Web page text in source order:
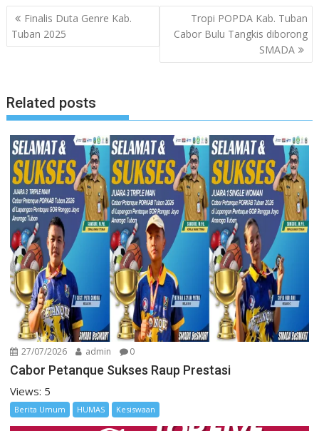
Navigasi
pos
Finalis Duta Genre Kab.
Tuban 2025
Tropi POPDA Kab. Tuban
Cabor Bulu Tangkis diborong
SMADA
Related posts
27/07/2026 admin 0
Cabor Petanque Sukses Raup Prestasi
Views: 5
Berita Umum HUMAS Kesiswaan